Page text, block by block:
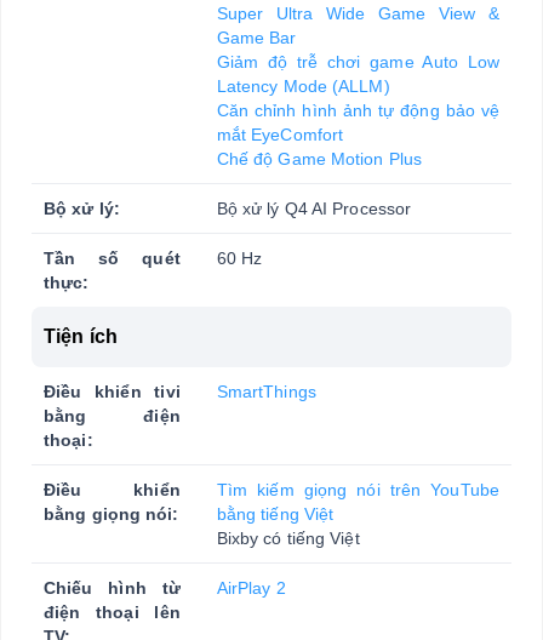
Super Ultra Wide Game View &
Game Bar
Giảm độ trễ chơi game Auto Low
Latency Mode (ALLM)
Căn chỉnh hình ảnh tự động bảo vệ
mắt EyeComfort
Chế độ Game Motion Plus
Bộ xử lý: Bộ xử lý Q4 AI Processor
Tần số quét
thực:
60 Hz
Tiện ích
Điều khiển tivi
bằng điện
thoại:
SmartThings
Điều khiển
bằng giọng nói:
Tìm kiếm giọng nói trên YouTube
bằng tiếng Việt
Bixby có tiếng Việt
Chiếu hình từ
điện thoại lên
TV:
AirPlay 2